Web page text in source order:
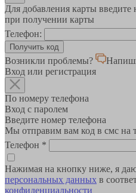
Для добавления карты
при получении карты
Телефон:
Возникли проблемы?
Вход или регистрация
По номеру телефона
Вход с паролем
Введите номер телефона
Мы отправим вам код в смс на
Телефон *
Нажимая на кнопку ниже, я
персональных данных в
конфиденциальности